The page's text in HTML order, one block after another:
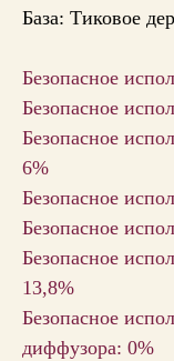
База: Тиковое
Безопасное
Безопасное
Безопасное
6%
Безопасное
Безопасное
Безопасное
13,8%
Безопасное
диффузора: 0%